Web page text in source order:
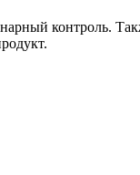
контроль.